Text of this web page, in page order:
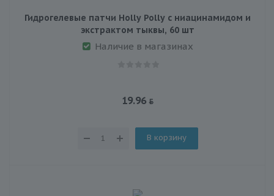
Гидрогелевые патчи Holly Polly с ниацинамидом и
экстрактом тыквы, 60 шт
Наличие в магазинах
19.96
В корзину